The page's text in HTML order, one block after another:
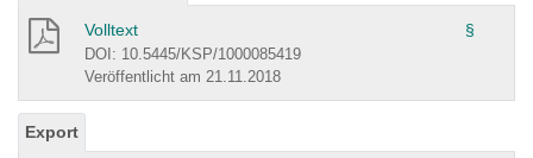
Volltext §
DOI: 10.5445/KSP/1000085419
Veröffentlicht am 21.11.2018
Export